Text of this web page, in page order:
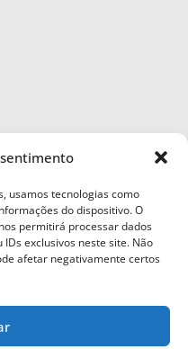
usamos tecnologias como
do dispositivo. O
permitirá processar dados
exclusivos neste site. Não
afetar negativamente certos
Proibida cópia total ou